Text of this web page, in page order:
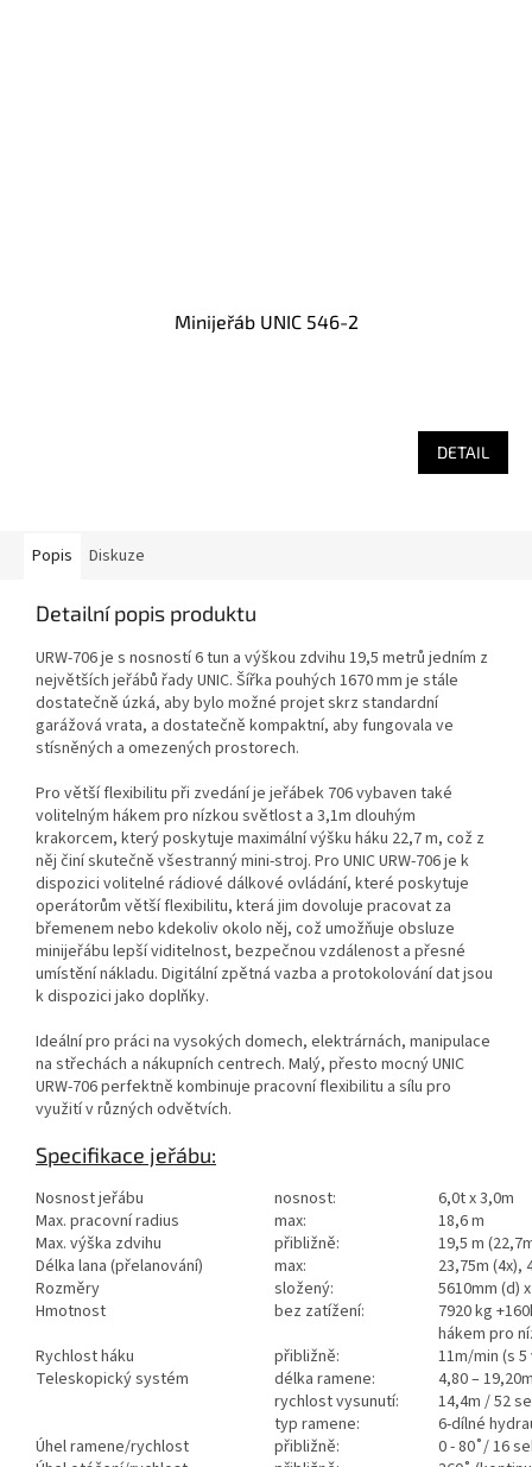
Minijeřáb UNIC 546-2
DETAIL
Popis Diskuze
Detailní popis produktu
URW-706 je s nosností 6 tun a výškou zdvihu 19,5 metrů jedním z
největších jeřábů řady UNIC. Šířka pouhých 1670 mm je stále
dostatečně úzká, aby bylo možné projet skrz standardní
garážová vrata, a dostatečně kompaktní, aby fungovala ve
stísněných a omezených prostorech.
Pro větší flexibilitu při zvedání je jeřábek 706 vybaven také
volitelným hákem pro nízkou světlost a 3,1m dlouhým
krakorcem, který poskytuje maximální výšku háku 22,7 m, což z
něj činí skutečně všestranný mini-stroj. Pro UNIC URW-706 je k
dispozici volitelné rádiové dálkové ovládání, které poskytuje
operátorům větší flexibilitu, která jim dovoluje pracovat za
břemenem nebo kdekoliv okolo něj, což umožňuje obsluze
minijeřábu lepší viditelnost, bezpečnou vzdálenost a přesné
umístění nákladu. Digitální zpětná vazba a protokolování dat jsou
k dispozici jako doplňky.
Ideální pro práci na vysokých domech, elektrárnách, manipulace
na střechách a nákupních centrech. Malý, přesto mocný UNIC
URW-706 perfektně kombinuje pracovní flexibilitu a sílu pro
využití v různých odvětvích.
Specifikace jeřábu:
Nosnost jeřábu nosnost:
6,0t x 3,0m
Max. pracovní radius
max:
18,6 m
Max. výška zdvihu
přibližně:
19,5 m
Délka lana (přelanování)
max:
23,75m (4x),
Rozměry
složený:
5610mm (d)
Hmotnost
bez zatížení:
7920 kg
hákem pro
Rychlost háku
přibližně:
11m/min (s
Teleskopický systém
délka ramene:
4,80 –
rychlost vysunutí:
14,4m / 52
typ ramene:
6-dílné
Úhel ramene/rychlost
přibližně:
0 - 80˚/ 16